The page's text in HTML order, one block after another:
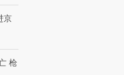
京
枪